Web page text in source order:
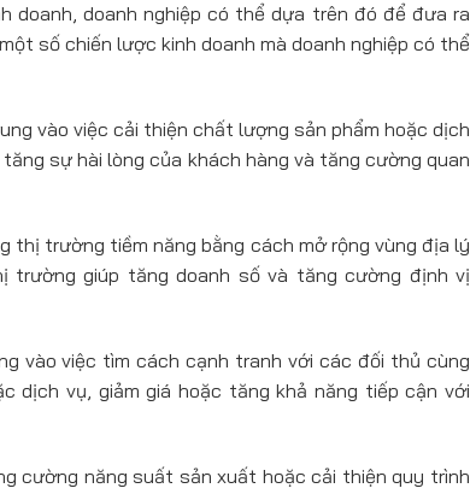
doanh, doanh nghiệp có thể dựa trên đó để đưa ra
số chiến lược kinh doanh mà doanh nghiệp có thể
vào việc cải thiện chất lượng sản phẩm hoặc dịch
sự hài lòng của khách hàng và tăng cường quan
thị trường tiềm năng bằng cách mở rộng vùng địa lý
trường giúp tăng doanh số và tăng cường định vị
vào việc tìm cách cạnh tranh với các đối thủ cùng
dịch vụ, giảm giá hoặc tăng khả năng tiếp cận với
cường năng suất sản xuất hoặc cải thiện quy trình